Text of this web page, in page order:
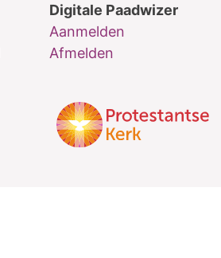
Digitale Paadwizer
Aanmelden
Afmelden